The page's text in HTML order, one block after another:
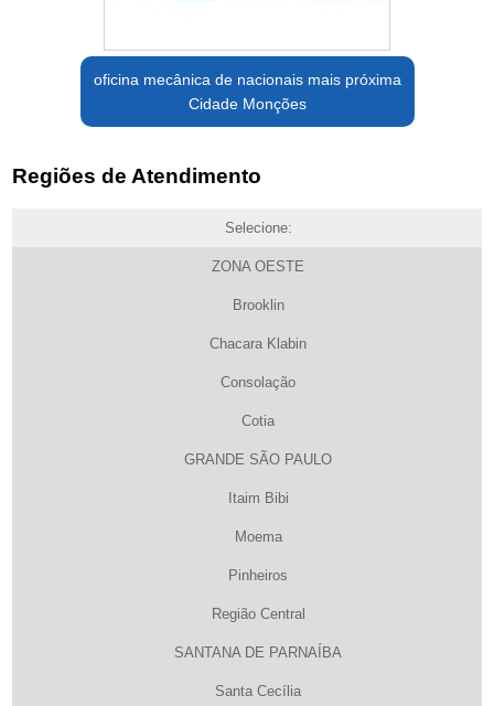
oficina mecânica de nacionais mais próxima
Cidade Monções
Regiões de Atendimento
Selecione:
ZONA OESTE
Brooklin
Chacara Klabin
Consolação
Cotia
GRANDE SÃO PAULO
Itaim Bibi
Moema
Pinheiros
Região Central
SANTANA DE PARNAÍBA
Santa Cecília